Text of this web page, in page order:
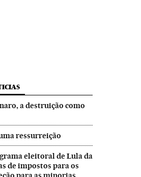
a destruição como
ressurreição
eleitoral de Lula da
de impostos para os